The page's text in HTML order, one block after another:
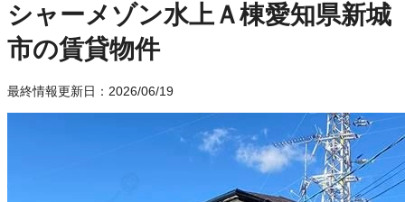
シャーメゾン水上Ａ棟愛知県新城
市の賃貸物件
最終情報更新日：2026/06/19